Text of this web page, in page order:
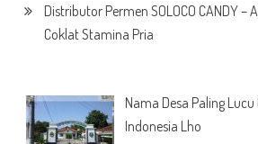
Distributor Permen SOLOCO CANDY –
Coklat Stamina Pria
Nama Desa Paling
Indonesia Lho